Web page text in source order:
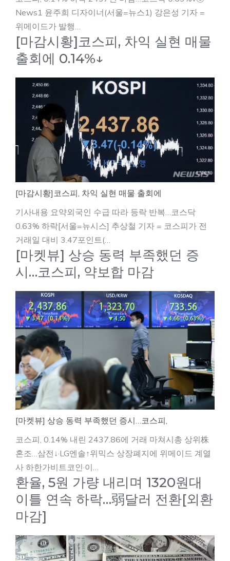
News1 윤주희 디자이너(서울=뉴스1) 강은성 기자 =
위메이드가 발행…
[마감시황]코스피, 차익 실현 매물
출회에 0.14%↓
[마감시황]코스피, 차익 실현 매물 출회에
기사내용 요약외국인 수급 따라 등락 반복…코스닥
0.63% 하락[서울=뉴시스] 추상철 기자 = 코스피가 전
거래일 대비 3.47포인트(…
[마켓뷰] 상승 동력 부족했던 증
시…코스피, 약보합 마감
[마켓뷰] 상승 동력 부족했던 증시…코스피,
코스피, 0.14% 내린 2437.86에 거래 마쳐시총 상위株
혼조…삼전↓·LG엔솔↑위믹스 상장폐지에 위메이드 계열
사 하한가비트코인·이…
환율, 5원 가량 내리며 1320원대
이틀 연속 하락…弱달러 전환[외환
마감]